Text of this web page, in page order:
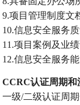
9.项目管理制度文
10.信息安全服务
11.项目案例及业
12.信息安全服务
CCRC认证周期和
一级/二级认证周